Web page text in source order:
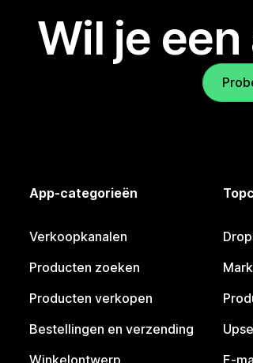
Wil je
App-categorieën
Verkoopkanalen
Producten zoeken
Producten verkopen
Bestellingen en verzending